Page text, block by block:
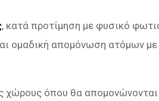
, κατά προτίμηση με φυσικό
ομαδική απομόνωση ατόμων με
χώρους όπου θα